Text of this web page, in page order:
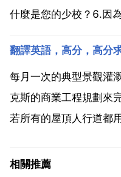
什麼是您的少校？6.因
的大學？8.您學習了在
可以講其他語言和普通
翻譯英語，高分，高分
每月一次的典型景觀灌
克斯的商業工程規劃來
若所有的屋頂人行道都
水總量中去除房頂或者
相關推薦